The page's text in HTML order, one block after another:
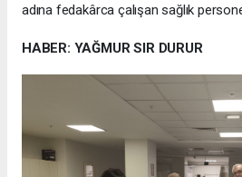
adına fedakârca çalışan sağlık
HABER: YAĞMUR SIR DURUR